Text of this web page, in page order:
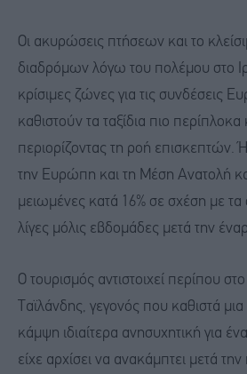
Οι ακυρώσεις πτήσεων και το
διαδρόμων λόγω του πολέμου στο
κρίσιμες ζώνες για τις συνδέσεις
καθιστούν τα ταξίδια πιο περίπλοκα
περιορίζοντας τη ροή επισκεπτών.
την Ευρώπη και τη Μέση Ανατολή
μειωμένες κατά 16% σε σχέση με
λίγες μόλις εβδομάδες μετά την
Ο τουρισμός αντιστοιχεί περίπου
Ταϊλάνδης, γεγονός που καθιστά
κάμψη ιδιαίτερα ανησυχητική για
είχε αρχίσει να ανακάμπτει μετά